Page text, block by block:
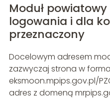
Moduł powiatowy
logowania i dla
przeznaczony
Docelowym adresem
zazwyczaj strona w
eksmoon.mpips.gov.pl/
adres z domeną